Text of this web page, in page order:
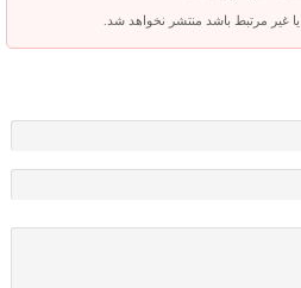
غیر مرتبط باشد منتشر نخواهد شد.